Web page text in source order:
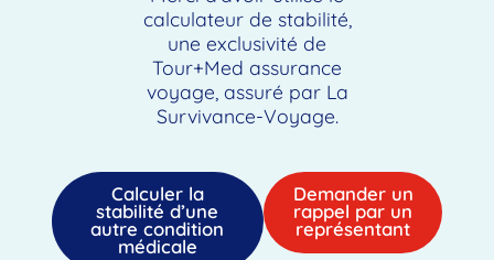
calculateur de stabilité,
une exclusivité de
Tour+Med assurance
voyage, assuré par La
Survivance-Voyage.
Calculer la
stabilité d’une
autre condition
médicale
Demander un
rappel par un
représentant